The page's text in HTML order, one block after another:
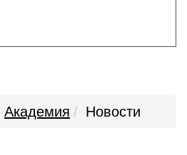
Академия Новости